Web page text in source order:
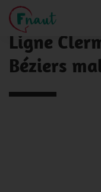
Panneau de gestion des
NOS ACTUALITÉS
Ligne
Béziers